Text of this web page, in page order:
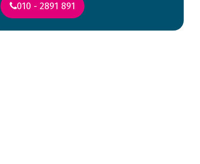
010 - 2891 891